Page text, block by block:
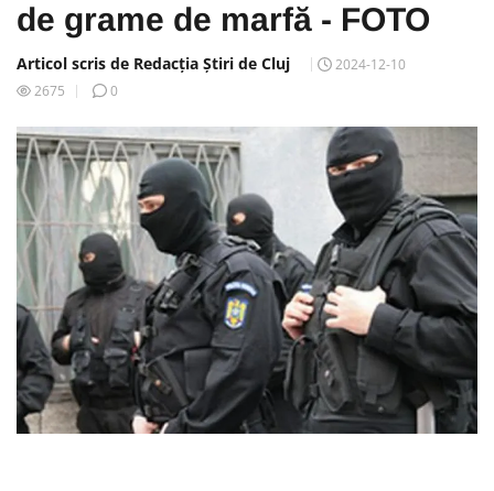
de grame de marfă - FOTO
Articol scris de Redacția Știri de Cluj
2024-12-10
2675
0